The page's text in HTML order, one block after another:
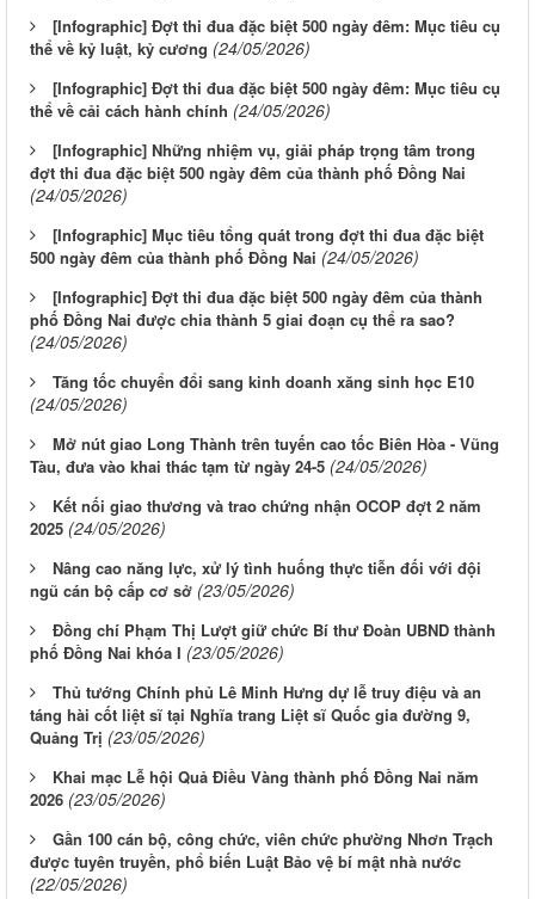
[Infographic] Đợt thi đua đặc biệt 500 ngày đêm: Mục tiêu cụ
thể về kỷ luật, kỷ cương (24/05/2026)
[Infographic] Đợt thi đua đặc biệt 500 ngày đêm: Mục tiêu cụ
thể về cải cách hành chính (24/05/2026)
[Infographic] Những nhiệm vụ, giải pháp trọng tâm trong
đợt thi đua đặc biệt 500 ngày đêm của thành phố Đồng Nai
(24/05/2026)
[Infographic] Mục tiêu tổng quát trong đợt thi đua đặc biệt
500 ngày đêm của thành phố Đồng Nai (24/05/2026)
[Infographic] Đợt thi đua đặc biệt 500 ngày đêm của thành
phố Đồng Nai được chia thành 5 giai đoạn cụ thể ra sao?
(24/05/2026)
Tăng tốc chuyển đổi sang kinh doanh xăng sinh học E10
(24/05/2026)
Mở nút giao Long Thành trên tuyến cao tốc Biên Hòa - Vũng
Tàu, đưa vào khai thác tạm từ ngày 24-5 (24/05/2026)
Kết nối giao thương và trao chứng nhận OCOP đợt 2 năm
2025 (24/05/2026)
Nâng cao năng lực, xử lý tình huống thực tiễn đối với đội
ngũ cán bộ cấp cơ sở (23/05/2026)
Đồng chí Phạm Thị Lượt giữ chức Bí thư Đoàn UBND thành
phố Đồng Nai khóa I (23/05/2026)
Thủ tướng Chính phủ Lê Minh Hưng dự lễ truy điệu và an
táng hài cốt liệt sĩ tại Nghĩa trang Liệt sĩ Quốc gia đường 9,
Quảng Trị (23/05/2026)
Khai mạc Lễ hội Quả Điều Vàng thành phố Đồng Nai năm
2026 (23/05/2026)
Gần 100 cán bộ, công chức, viên chức phường Nhơn Trạch
được tuyên truyền, phổ biến Luật Bảo vệ bí mật nhà nước
(22/05/2026)